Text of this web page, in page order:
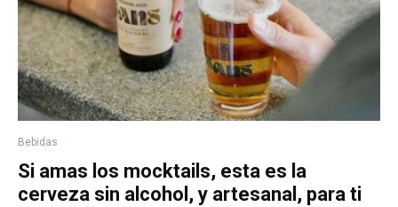
Bebidas
Si amas los mocktails, esta es la
cerveza sin alcohol, y artesanal, para ti